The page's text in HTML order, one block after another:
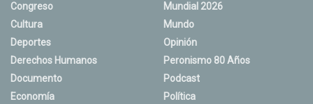
Congreso
Cultura
Deportes
Derechos Humanos
Documento
Economía
Mundial 2026
Mundo
Opinión
Peronismo 80 Años
Podcast
Política